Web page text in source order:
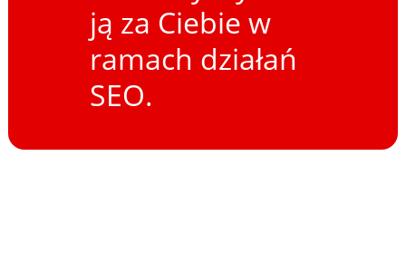
ją za Ciebie w
ramach działań
SEO.